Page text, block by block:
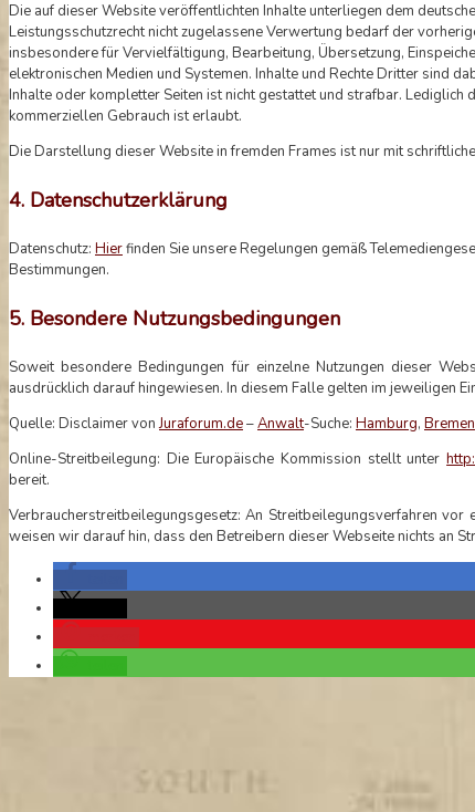
Die auf dieser Website veröffentlichten Inhalte unterliegen dem
Leistungsschutzrecht nicht zugelassene Verwertung bedarf der
insbesondere für Vervielfältigung, Bearbeitung, Übersetzung,
elektronischen Medien und Systemen. Inhalte und Rechte Dritter sind
Inhalte oder kompletter Seiten ist nicht gestattet und strafbar.
kommerziellen Gebrauch ist erlaubt.
Die Darstellung dieser Website in fremden Frames ist nur mit
4. Datenschutzerklärung
Datenschutz: Hierfinden Sie unsere Regelungen gemäß
Bestimmungen.
5. Besondere Nutzungsbedingungen
Soweit besondere Bedingungen für einzelne Nutzungen dieser
ausdrücklich darauf hingewiesen. In diesem Falle gelten im jeweiligen
Quelle: Disclaimer vonJuraforum.de–Anwalt-Suche: Hamburg, Bremen
Online-Streitbeilegung: Die Europäische Kommission stellt unter
bereit.
Verbraucherstreitbeilegungsgesetz: An Streitbeilegungsverfahren
weisen wir darauf hin, dass den Betreibern dieser Webseite nichts an